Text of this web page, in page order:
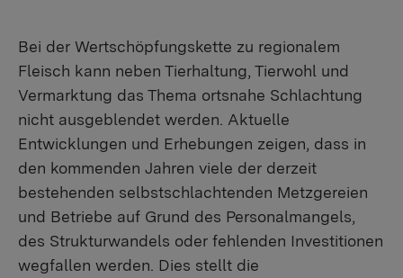
Bei der Wertschöpfungskette zu regionalem
Fleisch kann neben Tierhaltung, Tierwohl und
Vermarktung das Thema ortsnahe Schlachtung
nicht ausgeblendet werden. Aktuelle
Entwicklungen und Erhebungen zeigen, dass in
den kommenden Jahren viele der derzeit
bestehenden selbstschlachtenden Metzgereien
und Betriebe auf Grund des Personalmangels,
des Strukturwandels oder fehlenden Investitionen
wegfallen werden. Dies stellt die